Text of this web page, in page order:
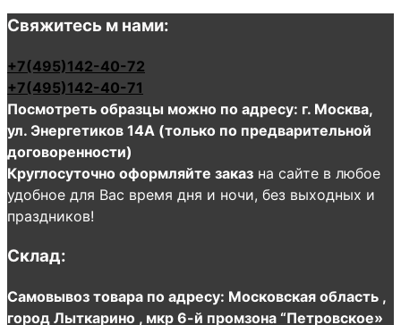
Свяжитесь м нами:
+7(495)142-40-72
+7(495)142-40-71
Посмотреть образцы можно по адресу: г. Москва,
ул. Энергетиков 14А (только по предварительной
договоренности)
Круглосуточно оформляйте заказ на сайте в любое
удобное для Вас время дня и ночи, без выходных и
праздников!
Склад:
Самовывоз товара по адресу: Московская область ,
город Лыткарино , мкр 6-й промзона “Петровское»